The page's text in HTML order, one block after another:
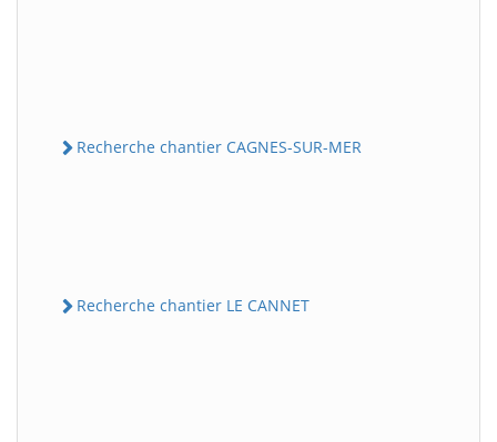
Recherche chantier CAGNES-SUR-MER
Recherche chantier LE CANNET